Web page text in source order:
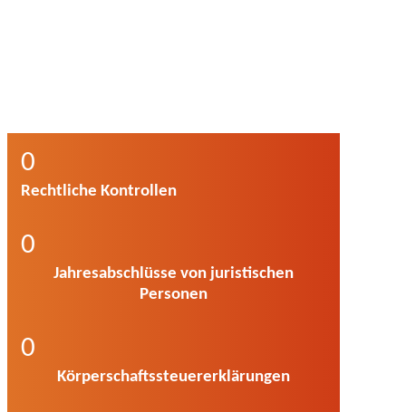
0
Rechtliche Kontrollen
0
Jahresabschlüsse von juristischen
Personen
0
Körperschaftssteuererklärungen